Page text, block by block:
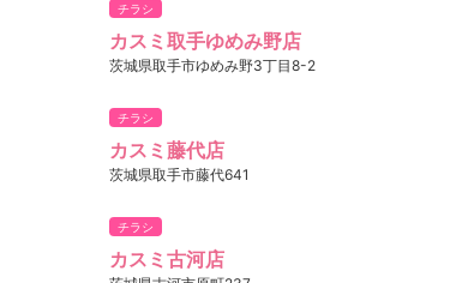
チラシ
カスミ取手ゆめみ野店
茨城県取手市ゆめみ野3丁目8-2
チラシ
カスミ藤代店
茨城県取手市藤代641
チラシ
カスミ古河店